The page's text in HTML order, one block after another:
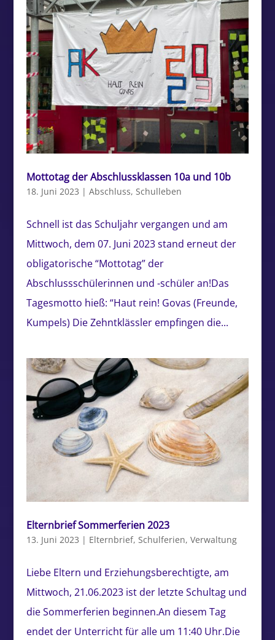
Mottotag der Abschlussklassen 10a und 10b
18. Juni 2023 | Abschluss, Schulleben
Schnell ist das Schuljahr vergangen und am
Mittwoch, dem 07. Juni 2023 stand erneut der
obligatorische “Mottotag” der
Abschlussschülerinnen und -schüler an!Das
Tagesmotto hieß: “Haut rein! Govas (Freunde,
Kumpels) Die Zehntklässler empfingen die...
Elternbrief Sommerferien 2023
13. Juni 2023 | Elternbrief, Schulferien, Verwaltung
Liebe Eltern und Erziehungsberechtigte, am
Mittwoch, 21.06.2023 ist der letzte Schultag und
die Sommerferien beginnen.An diesem Tag
endet der Unterricht für alle um 11:40 Uhr.Die